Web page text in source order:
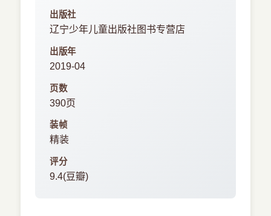
出版社
辽宁少年儿童出版社图书专营店
出版年
2019-04
页数
390页
装帧
精装
评分
9.4(豆瓣)